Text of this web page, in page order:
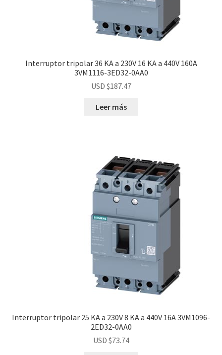
Interruptor tripolar 36 KA a 230V 16 KA a 440V 160A
3VM1116-3ED32-0AA0
USD $187.47
Leer más
Interruptor tripolar 25 KA a 230V 8 KA a 440V 16A 3VM1096-
2ED32-0AA0
USD $73.74